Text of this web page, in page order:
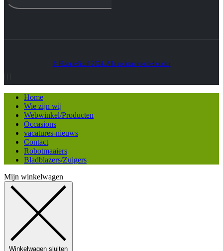
© Heatmedia.nl 2024. Alle rechten voorbehouden
Home
Wie zijn wij
Webwinkel/Producten
Occasions
vacatures-nieuws
Contact
Robotmaaiers
Bladblazers/Zuigers
Mijn winkelwagen
Winkelwagen sluiten